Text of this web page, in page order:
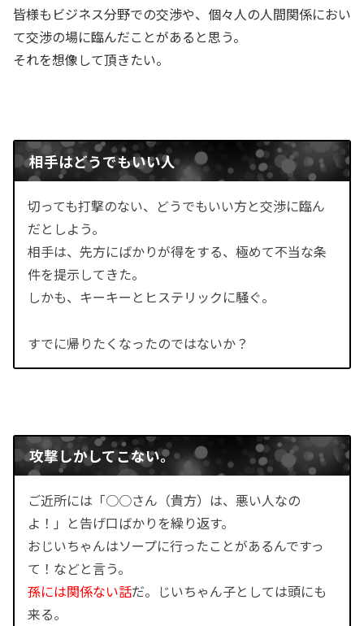
皆様もビジネス分野での交渉や、個々人の人間関係におい
て交渉の場に臨んだことがあると思う。
それを想像して頂きたい。
相手はどうでもいい人
切っても打撃のない、どうでもいい方と交渉に臨ん
だとしよう。
相手は、先方にばかりが得をする、極めて不当な条
件を提示してきた。
しかも、キーキーとヒステリックに騒ぐ。
すでに帰りたくなったのではないか？
攻撃しかしてこない。
ご近所には「○○さん（貴方）は、悪い人なの
よ！」と告げ口ばかりを繰り返す。
おじいちゃんはソープに行ったことがあるんですっ
て！などと言う。
孫には関係ない話だ。じいちゃん子としては頭にも
来る。